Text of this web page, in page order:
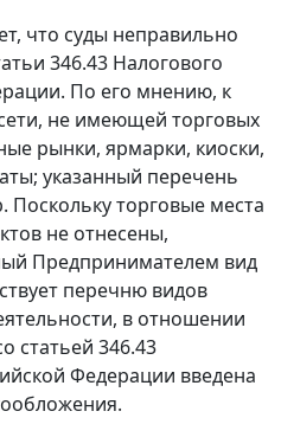
что суды неправильно
346.43 Налогового
По его мнению, к
не имеющей торговых
рынки, ярмарки, киоски,
указанный перечень
Поскольку торговые места
не отнесены,
Предпринимателем вид
перечню видов
в отношении
статьей 346.43
Федерации введена